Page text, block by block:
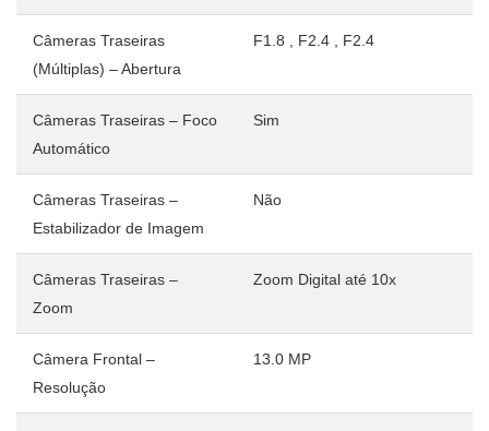
Câmeras Traseiras
(Múltiplas) – Abertura
F1.8 , F2.4 , F2.4
Câmeras Traseiras – Foco
Automático
Sim
Câmeras Traseiras –
Estabilizador de Imagem
Não
Câmeras Traseiras –
Zoom
Zoom Digital até 10x
Câmera Frontal –
Resolução
13.0 MP